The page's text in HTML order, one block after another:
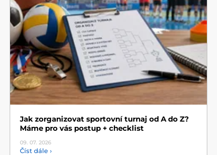
Jak zorganizovat sportovní turnaj od A do Z?
Máme pro vás postup + checklist
09. 07. 2026
Číst dále ›